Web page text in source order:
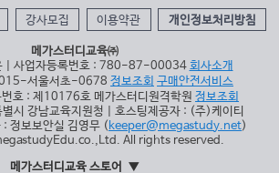
강사모집 이용약관 개인정보처리방침
메가스터디교육㈜
| 사업자등록번호 : 780-87-00034 회사소개
서울서초-0678 정보조회 구매안전서비스
번호 : 제10176호 메가스터디원격학원 정보조회
시 강남교육지원청 | 호스팅제공자 : (주)케이티
정보보안실 김영무 (keeper@megastudy.net)
All rights reserved.
메가스터디교육 스토어